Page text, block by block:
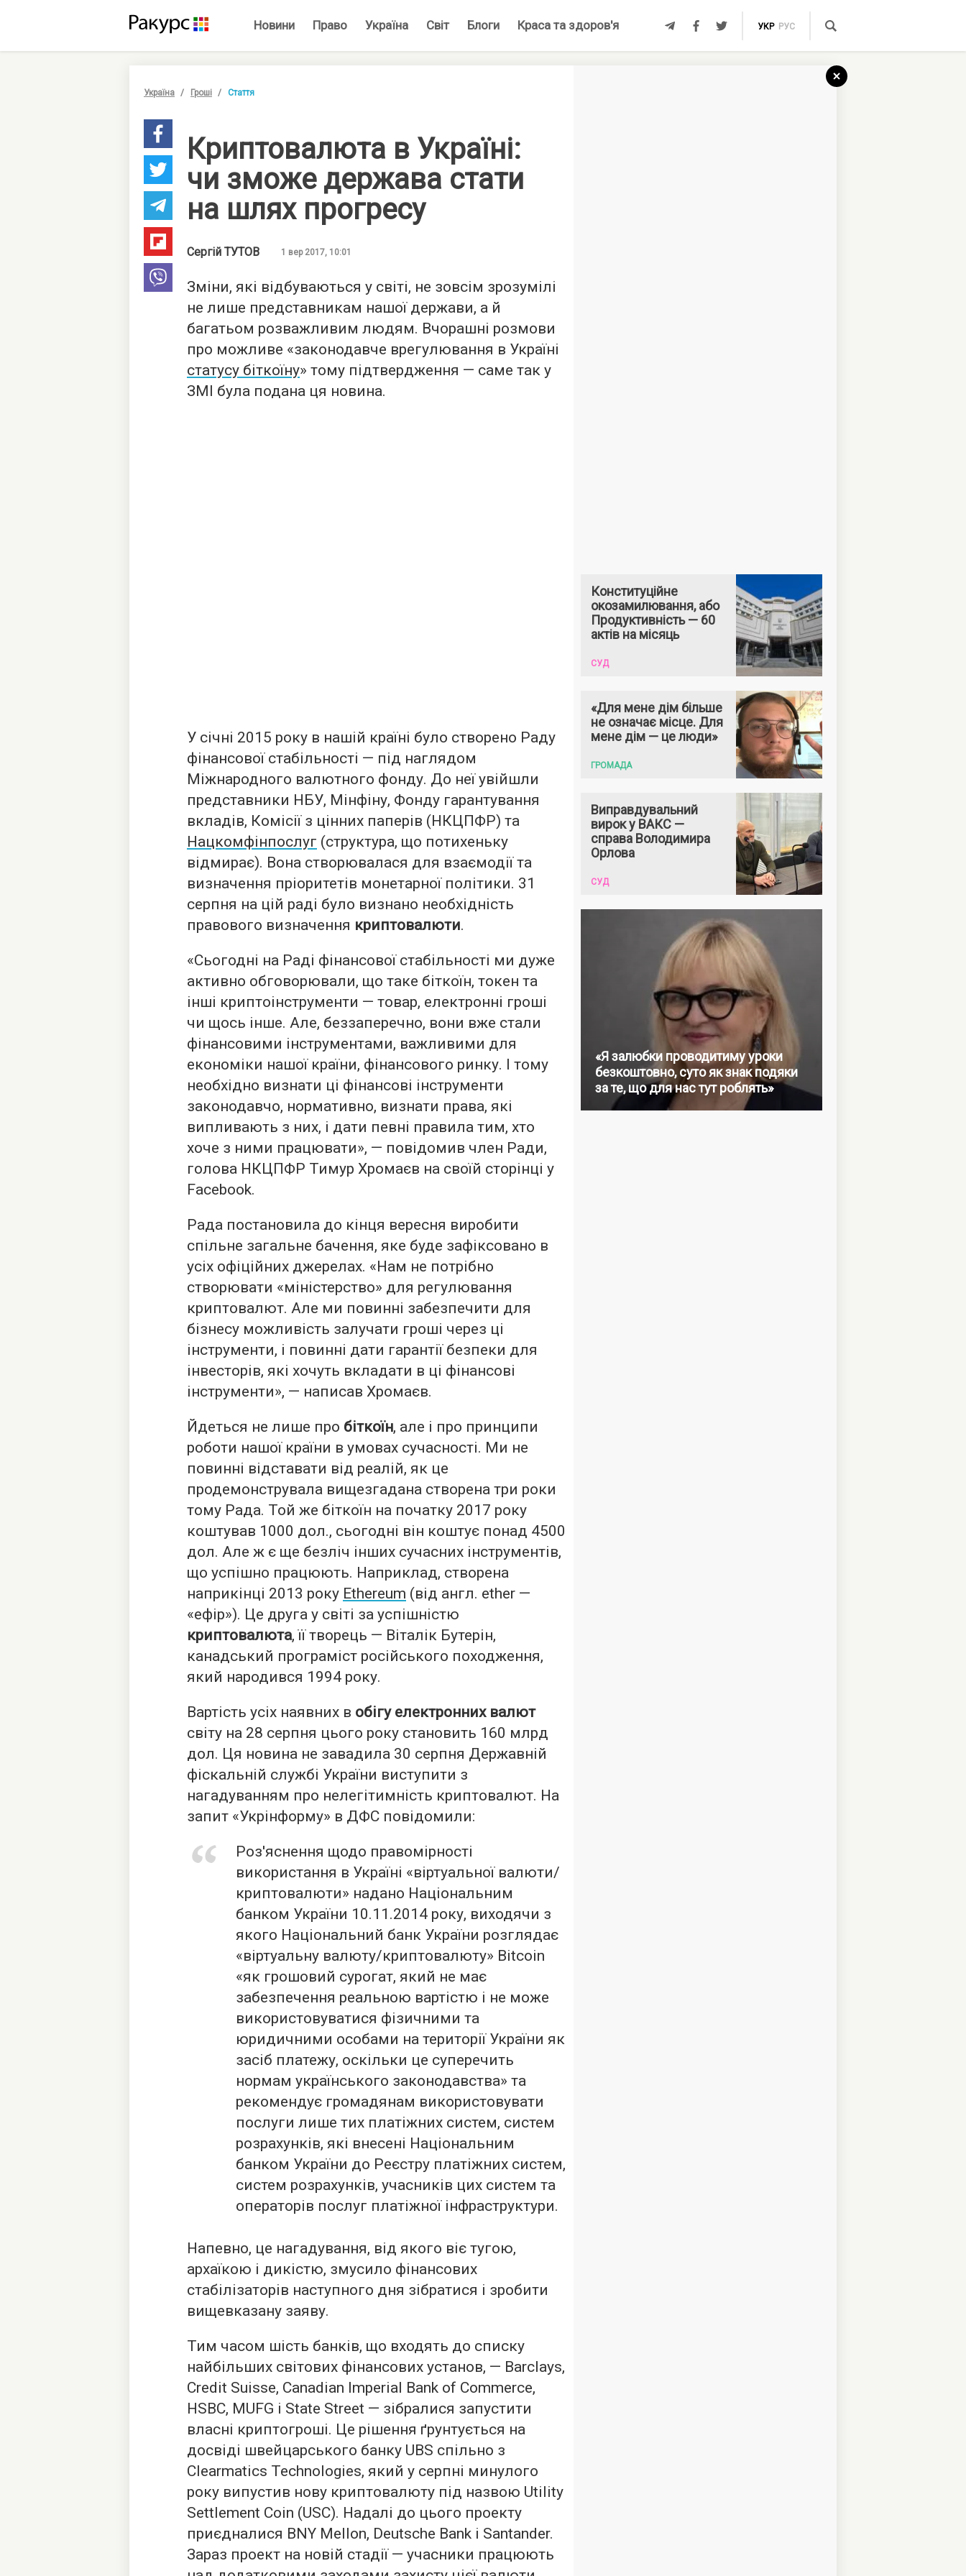
Новини Право Україна Світ Блоги Краса та здоров'я УКР РУС
Україна Гроші Стаття
Криптовалюта в Україні:
чи зможе держава стати
на шлях прогресу
Сергій ТУТОВ 1 вер 2017, 10:01
Зміни, які відбуваються у світі, не зовсім зрозумілі
не лише представникам нашої держави, а й
багатьом розважливим людям. Вчорашні розмови
про можливе «законодавче врегулювання в Україні
статусу біткоїну» тому підтвердження — саме так у
ЗМІ була подана ця новина.
У січні 2015 року в нашій країні було створено Раду
фінансової стабільності — під наглядом
Міжнародного валютного фонду. До неї увійшли
представники НБУ, Мінфіну, Фонду гарантування
вкладів, Комісії з цінних паперів (НКЦПФР) та
Нацкомфінпослуг (структура, що потихеньку
відмирає). Вона створювалася для взаємодії та
визначення пріоритетів монетарної політики. 31
серпня на цій раді було визнано необхідність
правового визначення криптовалюти.
«Сьогодні на Раді фінансової стабільності ми дуже
активно обговорювали, що таке біткоїн, токен та
інші криптоінструменти — товар, електронні гроші
чи щось інше. Але, беззаперечно, вони вже стали
фінансовими інструментами, важливими для
економіки нашої країни, фінансового ринку. І тому
необхідно визнати ці фінансові інструменти
законодавчо, нормативно, визнати права, які
випливають з них, і дати певні правила тим, хто
хоче з ними працювати», — повідомив член Ради,
голова НКЦПФР Тимур Хромаєв на своїй сторінці у
Facebook.
Рада постановила до кінця вересня виробити
спільне загальне бачення, яке буде зафіксовано в
усіх офіційних джерелах. «Нам не потрібно
створювати «міністерство» для регулювання
криптовалют. Але ми повинні забезпечити для
бізнесу можливість залучати гроші через ці
інструменти, і повинні дати гарантії безпеки для
інвесторів, які хочуть вкладати в ці фінансові
інструменти», — написав Хромаєв.
Йдеться не лише про біткоїн, але і про принципи
роботи нашої країни в умовах сучасності. Ми не
повинні відставати від реалій, як це
продемонструвала вищезгадана створена три роки
тому Рада. Той же біткоїн на початку 2017 року
коштував 1000 дол., сьогодні він коштує понад 4500
дол. Але ж є ще безліч інших сучасних інструментів,
що успішно працюють. Наприклад, створена
наприкінці 2013 року Ethereum (від англ. ether —
«ефір»). Це друга у світі за успішністю
криптовалюта, її творець — Віталік Бутерін,
канадський програміст російського походження,
який народився 1994 року.
Вартість усіх наявних в обігу електронних валют
світу на 28 серпня цього року становить 160 млрд
дол. Ця новина не завадила 30 серпня Державній
фіскальній службі України виступити з
нагадуванням про нелегітимність криптовалют. На
запит «Укрінформу» в ДФС повідомили:
Роз'яснення щодо правомірності
використання в Україні «віртуальної валюти/
криптовалюти» надано Національним
банком України 10.11.2014 року, виходячи з
якого Національний банк України розглядає
«віртуальну валюту/криптовалюту» Bitcoin
«як грошовий сурогат, який не має
забезпечення реальною вартістю і не може
використовуватися фізичними та
юридичними особами на території України як
засіб платежу, оскільки це суперечить
нормам українського законодавства» та
рекомендує громадянам використовувати
послуги лише тих платіжних систем, систем
розрахунків, які внесені Національним
банком України до Реєстру платіжних систем,
систем розрахунків, учасників цих систем та
операторів послуг платіжної інфраструктури.
Напевно, це нагадування, від якого віє тугою,
архаїкою і дикістю, змусило фінансових
стабілізаторів наступного дня зібратися і зробити
вищевказану заяву.
Тим часом шість банків, що входять до списку
найбільших світових фінансових установ, — Barclays,
Credit Suisse, Canadian Imperial Bank of Commerce,
HSBC, MUFG і State Street — зібралися запустити
власні криптогроші. Це рішення ґрунтується на
досвіді швейцарського банку UBS спільно з
Clearmatics Technologies, який у серпні минулого
року випустив нову криптовалюту під назвою Utility
Settlement Coin (USC). Надалі до цього проекту
приєдналися BNY Mellon, Deutsche Bank і Santander.
Зараз проект на новій стадії — учасники працюють
Конституційне
окозамилювання, або
Продуктивність — 60
актів на місяць
СУД
«Для мене дім більше
не означає місце. Для
мене дім — це люди»
ГРОМАДА
Виправдувальний
вирок у ВАКС —
справа Володимира
Орлова
СУД
«Я залюбки проводитиму уроки
безкоштовно, суто як знак подяки
за те, що для нас тут роблять»